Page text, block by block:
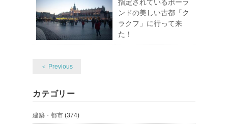
指定されているポーラ
ンドの美しい古都「ク
ラクフ」に行って来
た！
＜ Previous
カテゴリー
建築・都市 (374)